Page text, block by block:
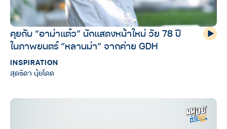
คุยกับ “อาม่าแต๋ว” นักแสดงหน้าใหม่ วัย 78 ปี
ในภาพยนตร์ “หลานม่า” จากค่าย GDH
INSPIRATION
สุดธิดา นุ้ยโดด